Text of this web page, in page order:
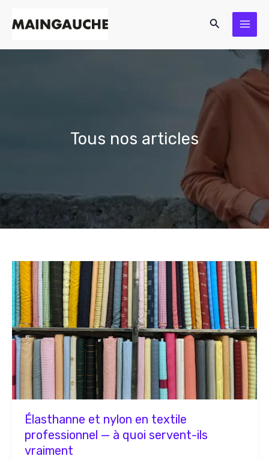
Rechercher
Tous nos articles
Élasthanne et nylon en textile
professionnel — à quoi servent-ils
vraiment
Élasthanne
et
nylon
en
textile
professionnel
quoi
servent-
ils
vraiment